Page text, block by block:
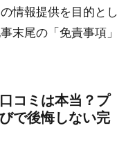
情報提供を目的とし
末尾の「免責事項」
コミは本当？プ
で後悔しない完